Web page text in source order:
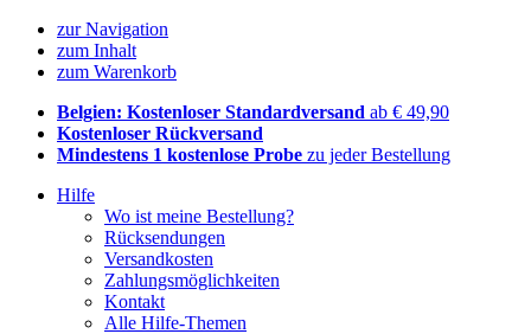
zur Navigation
zum Inhalt
zum Warenkorb
Belgien: Kostenloser Standardversand ab € 49,90
Kostenloser Rückversand
Mindestens 1 kostenlose Probe zu jeder Bestellung
Hilfe
Wo ist meine Bestellung?
Rücksendungen
Versandkosten
Zahlungsmöglichkeiten
Kontakt
Alle Hilfe-Themen